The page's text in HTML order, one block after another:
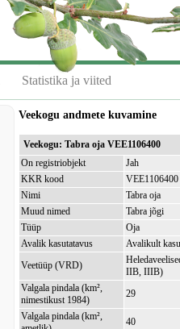
Statistika ja viited
Veekogu andmete kuvamine
Veekogu: Tabra oja VEE1106400
On registriobjekt
Jah
KKR kood
VEE1106400
Nimi
Tabra oja
Muud nimed
Tabra jõgi
Tüüp
Oja
Avalik kasutatavus
Avalikult
Veetüüp (VRD)
IIB, IIIB)
Valgala pindala (km²,
nimestikust 1984)
29
Valgala pindala (km²,
40